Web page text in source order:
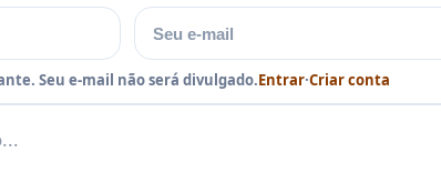
E-mail
Seu e-mail não será divulgado.Entrar·Criar conta